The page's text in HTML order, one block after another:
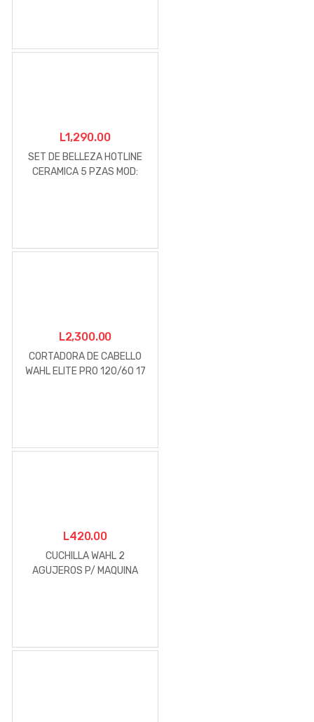
L1,290.00
SET DE BELLEZA HOTLINE
CERAMICA 5 PZAS MOD:
L2,300.00
CORTADORA DE CABELLO
WAHL ELITE PRO 120/60 17
L420.00
CUCHILLA WAHL 2
AGUJEROS P/ MAQUINA